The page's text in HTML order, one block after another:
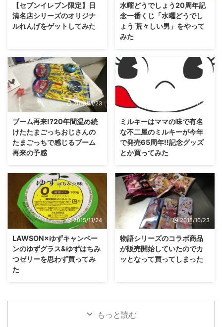
【セブンイレブン限定】日
清名店シリーズのオリジナ
ルれんげをゲットしてみた
水曜どうでしょう20周年記
念一番くじ「水曜どうでし
ょう 荒々しい男」をやって
みた
2016/11/23
ブーム再来!?20年間温め続
けたたまごっちおじさんの
たまごっちで感じるブーム
再来の予感
2016/11/23
ミルキーはママの味で有名
な不二屋のミルキーが今年
で発売65周年!!記念グッズ
とか買ってみた
2015/11/24
LAWSON×ゆずキャンペー
ンのゆずグラス&ゆずはちみ
つゼリーを思わず買ってみ
た
2015/10/23
物語シリーズのコラボ商品
が販売開始していたのでカ
ッとなって買ってしまった
もっと読む